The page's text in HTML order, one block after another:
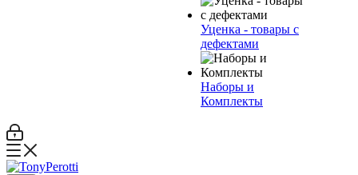
Уценка - товары с
дефектами
Наборы и
Комплекты